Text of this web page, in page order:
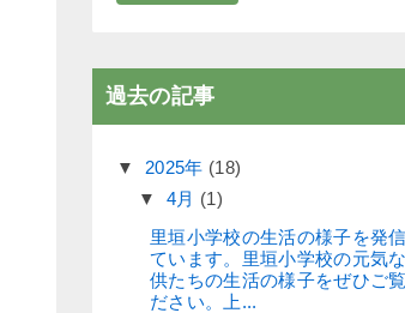
過去の記事
▼ 2025年 (18)
▼ 4月 (1)
里垣小学校の生活の様子を発
ています。里垣小学校の元気
供たちの生活の様子をぜひご覧
ださい。上...